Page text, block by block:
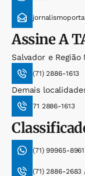
AssineA
Salvador e
(71) 2886-1613
Demais
71 2886-1613
(71) 99965-8961
(71) 2886-